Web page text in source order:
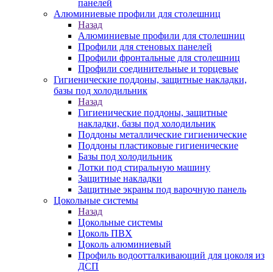
панелей
Алюминиевые профили для столешниц
Назад
Алюминиевые профили для столешниц
Профили для стеновых панелей
Профили фронтальные для столешниц
Профили соединительные и торцевые
Гигиенические поддоны, защитные накладки,
базы под холодильник
Назад
Гигиенические поддоны, защитные
накладки, базы под холодильник
Поддоны металлические гигиенические
Поддоны пластиковые гигиенические
Базы под холодильник
Лотки под стиральную машину
Защитные накладки
Защитные экраны под варочную панель
Цокольные системы
Назад
Цокольные системы
Цоколь ПВХ
Цоколь алюминиевый
Профиль водоотталкивающий для цоколя из
ДСП